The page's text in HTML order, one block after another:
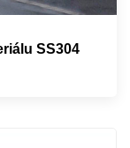
SS304